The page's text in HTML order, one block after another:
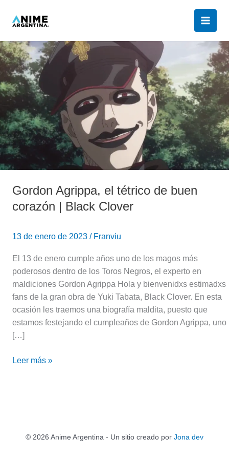
Gordon Agrippa, el tétrico de buen
corazón | Black Clover
13 de enero de 2023 / Franviu
El 13 de enero cumple años uno de los magos más
poderosos dentro de los Toros Negros, el experto en
maldiciones Gordon Agrippa Hola y bienvenidxs estimadxs
fans de la gran obra de Yuki Tabata, Black Clover. En esta
ocasión les traemos una biografía maldita, puesto que
estamos festejando el cumpleaños de Gordon Agrippa, uno
[…]
Gordon
Agrippa,
el
tétrico
de
buen
corazón
|
Black
Leer más »
© 2026 Anime Argentina - Un sitio creado por Jona dev